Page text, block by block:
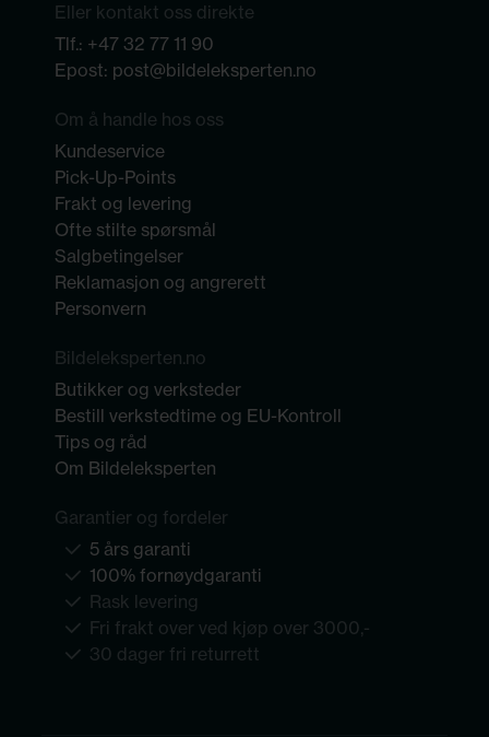
Eller kontakt oss direkte
Tlf.: +47 32 77 11 90
Epost: post@bildeleksperten.no
Om å handle hos oss
Kundeservice
Pick-Up-Points
Frakt og levering
Ofte stilte spørsmål
Salgbetingelser
Reklamasjon og angrerett
Personvern
Bildeleksperten.no
Butikker og verksteder
Bestill verkstedtime og EU-Kontroll
Tips og råd
Om Bildeleksperten
Garantier og fordeler
5 års garanti
100% fornøydgaranti
Rask levering
Fri frakt over ved kjøp over 3000,-
30 dager fri returrett